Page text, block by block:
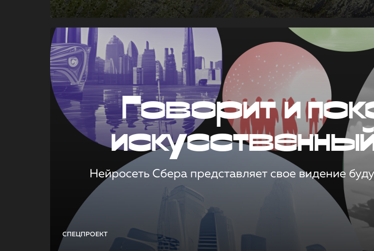
СПЕЦПРОЕКТ
Говорит и
Нейросеть Сбера представляет свое видение